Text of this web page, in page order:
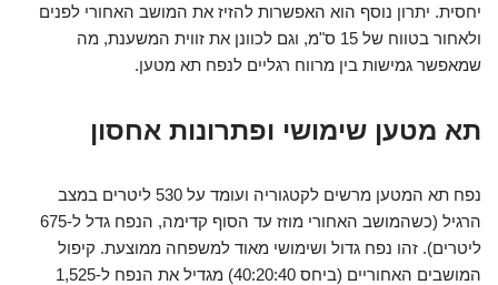
יחסית. יתרון נוסף הוא האפשרות להזיז את המושב האחורי לפנים
ולאחור בטווח של 15 ס"מ, וגם לכוונן את זווית המשענת, מה
שמאפשר גמישות בין מרווח רגליים לנפח תא מטען.
תא מטען שימושי ופתרונות אחסון
נפח תא המטען מרשים לקטגוריה ועומד על 530 ליטרים במצב
הרגיל (כשהמושב האחורי מוזז עד הסוף קדימה, הנפח גדל ל-675
ליטרים). זהו נפח גדול ושימושי מאוד למשפחה ממוצעת. קיפול
המושבים האחוריים (ביחס 40:20:40) מגדיל את הנפח ל-1,525